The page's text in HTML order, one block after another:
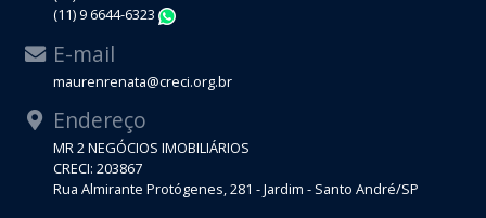
(11) 9 6644-6323
E-mail
maurenrenata@creci.org.br
Endereço
MR 2 NEGÓCIOS IMOBILIÁRIOS
CRECI: 203867
Rua Almirante Protógenes, 281 - Jardim - Santo André/SP